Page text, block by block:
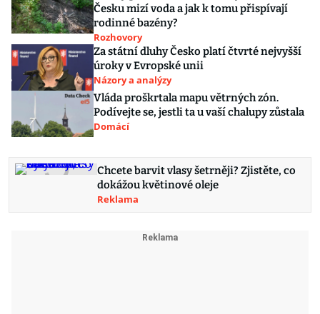
Česku mizí voda a jak k tomu přispívají
rodinné bazény?
Rozhovory
Za státní dluhy Česko platí čtvrté nejvyšší
úroky v Evropské unii
Názory a analýzy
Vláda proškrtala mapu větrných zón.
Podívejte se, jestli ta u vaší chalupy zůstala
Domácí
Chcete barvit vlasy šetrněji? Zjistěte, co
dokážou květinové oleje
Reklama